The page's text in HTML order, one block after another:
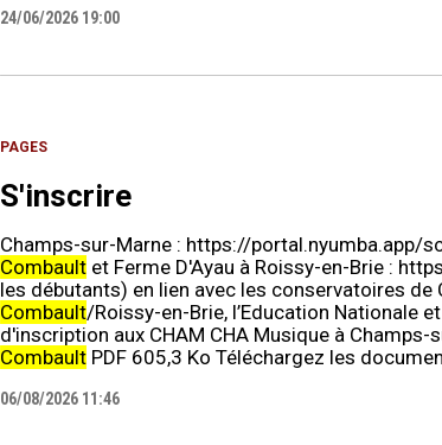
24/06/2026 19:00
PAGES
S'inscrire
Champs-sur-Marne : https://portal.nyumba.app/
Combaultet Ferme D'Ayau à Roissy-en-Brie :
les débutants) en lien avec les conservatoires de
Combault/Roissy-en-Brie, l’Education Nationale
d'inscription aux CHAM CHA Musique à Champs-
CombaultPDF 605,3 Ko Téléchargez les
06/08/2026 11:46